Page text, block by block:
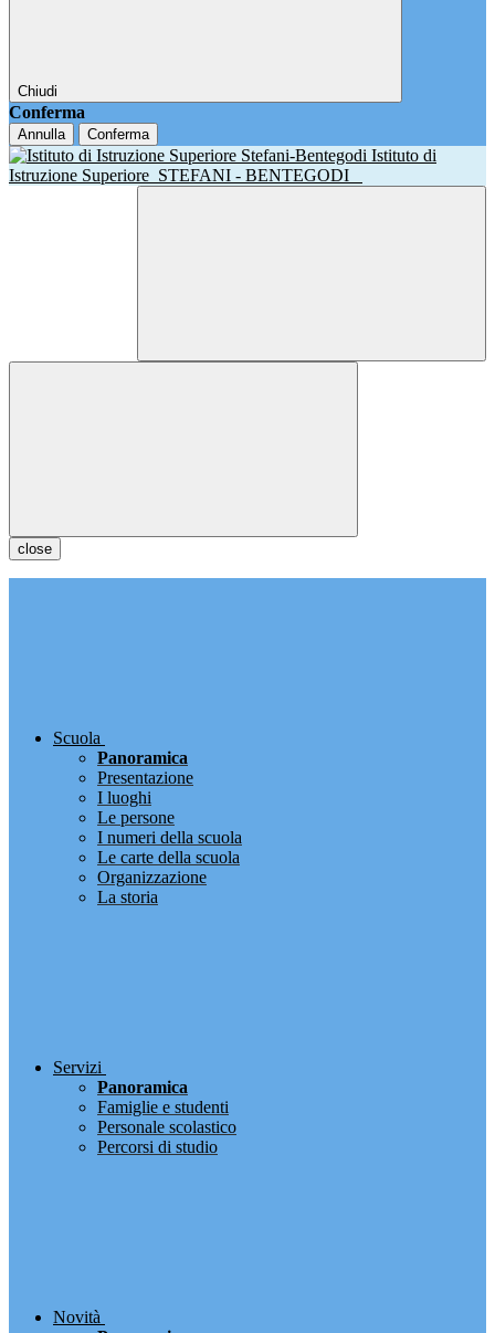
Chiudi
Conferma
Annulla Conferma
Istituto di
Istruzione Superiore STEFANI - BENTEGODI
close
Scuola
Panoramica
Presentazione
I luoghi
Le persone
I numeri della scuola
Le carte della scuola
Organizzazione
La storia
Servizi
Panoramica
Famiglie e studenti
Personale scolastico
Percorsi di studio
Novità